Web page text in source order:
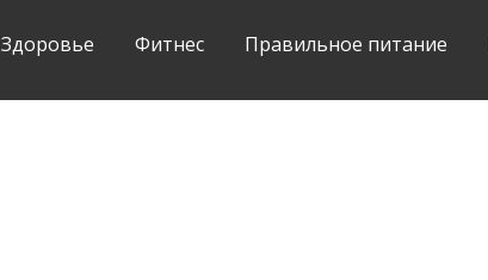
Здоровье Фитнес Правильное питание